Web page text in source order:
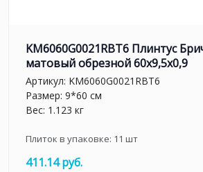
KM6060G0021RBT6 Плинтус
матовый обрезной 60x9,5x0,9
Артикул: KM6060G0021RBT6
Размер: 9*60 см
Вес: 1.123 кг
Плиток в упаковке: 11 шт
411.14 руб.